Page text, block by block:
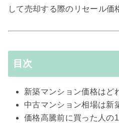
して売却する際のリセール価
目次
新築マンション価格はど
中古マンション相場は新
価格高騰前に買った人の